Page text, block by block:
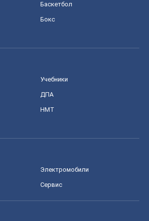
Баскетбол
Бокс
Учебники
ДПА
НМТ
Электромобили
Сервис